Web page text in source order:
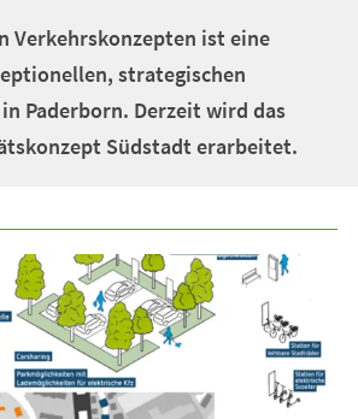
Verkehrskonzepten ist eine
strategischen
Paderborn. Derzeit wird das
Südstadt erarbeitet.